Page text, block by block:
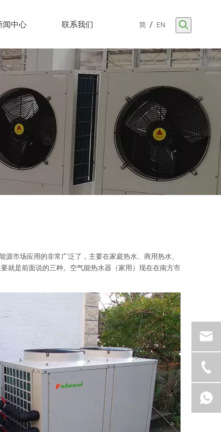
闻中心 联系我们 简 / EN
市场应用的非常广泛了，主要在家庭热水、商用热水、
就是前面说的三种。空气能热水器（家用）现在在南方市